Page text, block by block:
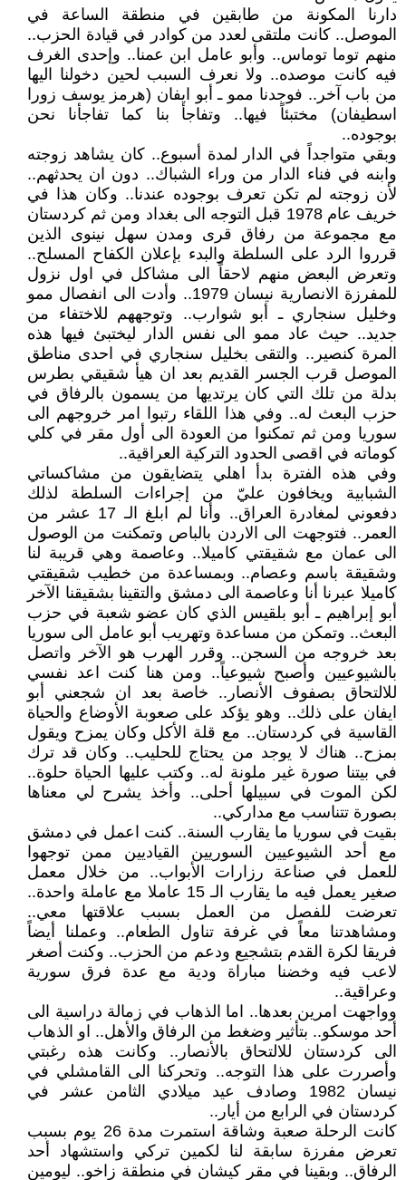
دارنا المكونة من طابقين في منطقة الساعة في
الموصل.. كانت ملتقى لعدد من كوادر في قيادة الحزب..
منهم توما توماس.. وأبو عامل ابن عمنا.. وإحدى الغرف
فيه كانت موصده.. ولا نعرف السبب لحين دخولنا اليها
من باب آخر.. فوجدنا ممو ـ أبو ايفان (هرمز يوسف زورا
اسطيفان) مختبئاً فيها.. وتفاجأ بنا كما تفاجأنا نحن
بوجوده..
وبقي متواجداً في الدار لمدة أسبوع.. كان يشاهد زوجته
وابنه في فناء الدار من وراء الشباك.. دون ان يحدثهم..
لأن زوجته لم تكن تعرف بوجوده عندنا.. وكان هذا في
خريف عام 1978 قبل التوجه الى بغداد ومن ثم كردستان
مع مجموعة من رفاق قرى ومدن سهل نينوى الذين
قرروا الرد على السلطة والبدء بإعلان الكفاح المسلح..
وتعرض البعض منهم لاحقاً الى مشاكل في اول نزول
للمفرزة الانصارية نيسان 1979.. وأدت الى انفصال ممو
وخليل سنجاري ـ أبو شوارب.. وتوجههم للاختفاء من
جديد.. حيث عاد ممو الى نفس الدار ليختبئ فيها هذه
المرة كنصير.. والتقى بخليل سنجاري في احدى مناطق
الموصل قرب الجسر القديم بعد ان هيأ شقيقي بطرس
بدلة من تلك التي كان يرتديها من يسمون بالرفاق في
حزب البعث له.. وفي هذا اللقاء رتبوا امر خروجهم الى
سوريا ومن ثم تمكنوا من العودة الى أول مقر في كلي
كوماته في اقصى الحدود التركية العراقية..
وفي هذه الفترة بدأ اهلي يتضايقون من مشاكساتي
الشبابية ويخافون عليّ من إجراءات السلطة لذلك
دفعوني لمغادرة العراق.. وأنا لم ابلغ الـ 17 عشر من
العمر.. فتوجهت الى الاردن بالباص وتمكنت من الوصول
الى عمان مع شقيقتي كاميلا.. وعاصمة وهي قريبة لنا
وشقيقة باسم وعصام.. وبمساعدة من خطيب شقيقتي
كاميلا عبرنا أنا وعاصمة الى دمشق والتقينا بشقيقنا الآخر
أبو إبراهيم ـ أبو بلقيس الذي كان عضو شعبة في حزب
البعث.. وتمكن من مساعدة وتهريب أبو عامل الى سوريا
بعد خروجه من السجن.. وقرر الهرب هو الآخر واتصل
بالشيوعيين وأصبح شيوعياً.. ومن هنا كنت اعد نفسي
للالتحاق بصفوف الأنصار.. خاصة بعد ان شجعني أبو
ايفان على ذلك.. وهو يؤكد على صعوبة الأوضاع والحياة
القاسية في كردستان.. مع قلة الأكل وكان يمزح ويقول
بمزح.. هناك لا يوجد من يحتاج للحليب.. وكان قد ترك
في بيتنا صورة غير ملونة له.. وكتب عليها الحياة حلوة..
لكن الموت في سبيلها أحلى.. وأخذ يشرح لي معناها
بصورة تتناسب مع مداركي..
بقيت في سوريا ما يقارب السنة.. كنت اعمل في دمشق
مع أحد الشيوعيين السوريين القياديين ممن توجهوا
للعمل في صناعة رزارات الأبواب.. من خلال معمل
صغير يعمل فيه ما يقارب الـ 15 عاملا مع عاملة واحدة..
تعرضت للفصل من العمل بسبب علاقتها معي..
ومشاهدتنا معاً في غرفة تناول الطعام.. وعملنا أيضاً
فريقا لكرة القدم بتشجيع ودعم من الحزب.. وكنت أصغر
لاعب فيه وخضنا مباراة ودية مع عدة فرق سورية
وعراقية..
وواجهت امرين بعدها.. اما الذهاب في زمالة دراسية الى
أحد موسكو.. بتأثير وضغط من الرفاق والأهل.. او الذهاب
الى كردستان للالتحاق بالأنصار.. وكانت هذه رغبتي
وأصررت على هذا التوجه.. وتحركنا الى القامشلي في
نيسان 1982 وصادف عيد ميلادي الثامن عشر في
كردستان في الرابع من أيار..
كانت الرحلة صعبة وشاقة استمرت مدة 26 يوم بسبب
تعرض مفرزة سابقة لنا لكمين تركي واستشهاد أحد
الرفاق.. وبقينا في مقر كيشان في منطقة زاخو.. ليومين